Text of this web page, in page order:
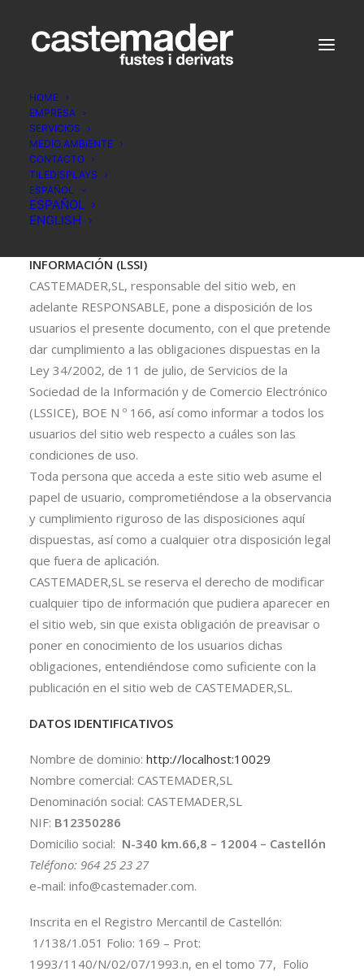
HOME
EMPRESA
SERVICIOS
MEDIO AMBIENTE
CONTACTO
TILEDISPLAYS
ESPAÑOL
ESPAÑOL
ENGLISH
INFORMACIÓN (LSSI)
CASTEMADER,SL, responsable del sitio web, en
adelante RESPONSABLE, pone a disposición de los
usuarios el presente documento, con el que pretende
dar cumplimiento a las obligaciones dispuestas en la
Ley 34/2002, de 11 de julio, de Servicios de la
Sociedad de la Información y de Comercio Electrónico
(LSSICE), BOE N º 166, así como informar a todos los
usuarios del sitio web respecto a cuáles son las
condiciones de uso.
Toda persona que acceda a este sitio web asume el
papel de usuario, comprometiéndose a la observancia
y cumplimiento riguroso de las disposiciones aquí
dispuestas, así como a cualquier otra disposición legal
que fuera de aplicación.
CASTEMADER,SL se reserva el derecho de modificar
cualquier tipo de información que pudiera aparecer en
el sitio web, sin que exista obligación de preavisar o
poner en conocimiento de los usuarios dichas
obligaciones, entendiéndose como suficiente con la
publicación en el sitio web de CASTEMADER,SL.
DATOS IDENTIFICATIVOS
Nombre de dominio: http://localhost:10029
Nombre comercial: CASTEMADER,SL
Denominación social: CASTEMADER,SL
NIF: B12350286
Domicilio social: N-340 km.66,8 – 12004 – Castellón
Teléfono: 964 25 23 27
e-mail: info@castemader.com.
Inscrita en el Registro Mercantil de Castellón:
1/138/1.051 Folio: 169 – Prot:
1993/1140/N/02/07/1993.n, en el tomo 77, Folio